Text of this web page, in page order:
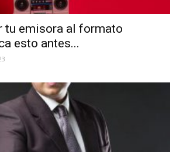
tu emisora al formato
esto antes...